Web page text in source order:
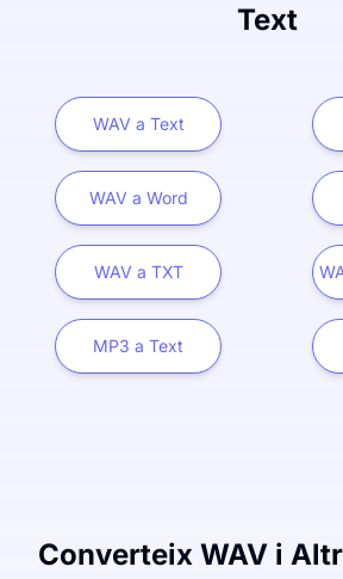
Text
WAV a Text
WAV a Word
WAV a TXT
MP3 a Text
Converteix WAV i